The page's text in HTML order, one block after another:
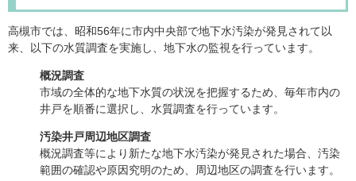
高槻市では、昭和56年に市内中央部で地下水汚染が発見されて以
来、以下の水質調査を実施し、地下水の監視を行っています。
概況調査
市域の全体的な地下水質の状況を把握するため、毎年市内の
井戸を順番に選択し、水質調査を行っています。
汚染井戸周辺地区調査
概況調査等により新たな地下水汚染が発見された場合、汚染
範囲の確認や原因究明のため、周辺地区の調査を行います。